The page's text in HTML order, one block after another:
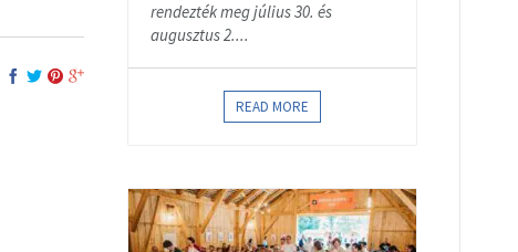
rendezték meg július 30. és
augusztus 2....
READ MORE